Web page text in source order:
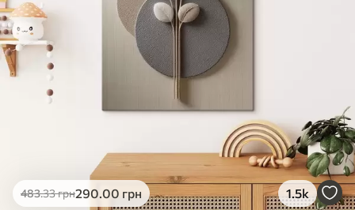
Преміум
Від363
Яскраві, насичені кольори
Стійкість до вицвітання
Безпечне чорнило без запаху
Поверхня з текстурою полотна
Еко-Преміум
.00грн
483.33грн290.00 грн 1.5k